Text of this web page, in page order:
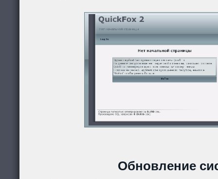
Обновление